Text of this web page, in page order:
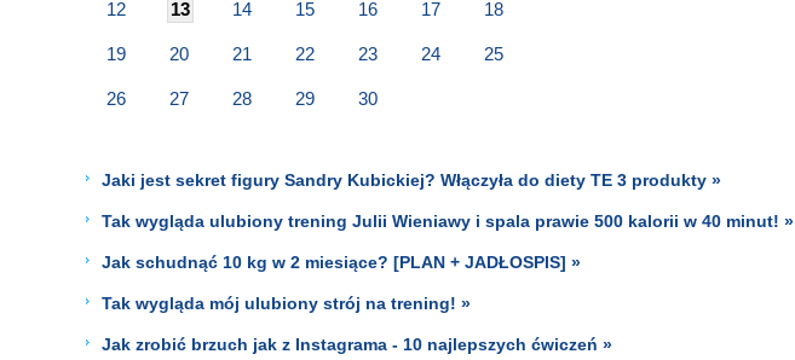
12 13 14 15 16 17 18
19 20 21 22 23 24 25
26 27 28 29 30
Jaki jest sekret figury Sandry Kubickiej? Włączyła do diety TE 3 produkty »
Tak wygląda ulubiony trening Julii Wieniawy i spala prawie 500 kalorii w 40 minut! »
Jak schudnąć 10 kg w 2 miesiące? [PLAN + JADŁOSPIS] »
Tak wygląda mój ulubiony strój na trening! »
Jak zrobić brzuch jak z Instagrama - 10 najlepszych ćwiczeń »